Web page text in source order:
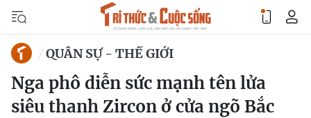
QUÂN SỰ - THẾ GIỚI
Nga phô diễn sức mạnh tên lửa
siêu thanh Zircon ở cửa ngõ Bắc